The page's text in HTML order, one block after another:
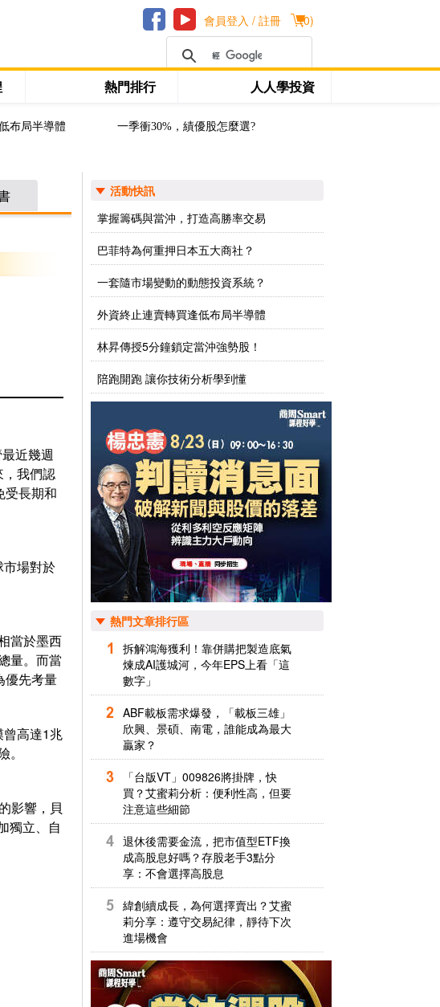
(0)
會員登入 / 註冊
熱門排行 人人學投資
布局半導體 一季衝30%，績優股怎麼選?
近幾週
我們認
受長期和
場對於
當於墨西
量。而當
優先考量
高達1兆
影響，貝
獨立、自
活動快訊
掌握籌碼與當沖，打造高勝率交易
巴菲特為何重押日本五大商社？
一套隨市場變動的動態投資系統？
外資終止連賣轉買逢低布局半導體
林昇傳授5分鐘鎖定當沖強勢股！
陪跑開跑 讓你技術分析學到懂
熱門文章排行區
拆解鴻海獲利！靠併購把製造底氣
煉成AI護城河，今年EPS上看「這
數字」
ABF載板需求爆發，「載板三雄」
欣興、景碩、南電，誰能成為最大
贏家？
「台版VT」009826將掛牌，快
買？艾蜜莉分析：便利性高，但要
注意這些細節
退休後需要金流，把市值型ETF換
成高股息好嗎？存股老手3點分
享：不會選擇高股息
緯創續成長，為何選擇賣出？艾蜜
莉分享：遵守交易紀律，靜待下次
進場機會